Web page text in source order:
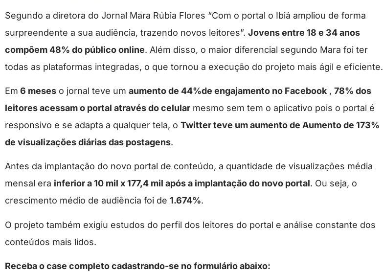
Segundo a diretora do Jornal Mara Rúbia Flores “Com o portal o Ibiá ampliou de forma
surpreendente a sua audiência, trazendo novos leitores”. Jovens entre 18 e 34 anos
compõem 48% do público online. Além disso, o maior diferencial segundo Mara foi ter
todas as plataformas integradas, o que tornou a execução do projeto mais ágil e eficiente.
Em 6 meses o jornal teve um aumento de 44%de engajamento no Facebook , 78% dos
leitores acessam o portal através do celular mesmo sem tem o aplicativo pois o portal é
responsivo e se adapta a qualquer tela, o Twitter teve um aumento de Aumento de 173%
de visualizações diárias das postagens.
Antes da implantação do novo portal de conteúdo, a quantidade de visualizações média
mensal era inferior a 10 mil x 177,4 mil após a implantação do novo portal. Ou seja, o
crescimento médio de audiência foi de 1.674%.
O projeto também exigiu estudos do perfil dos leitores do portal e análise constante dos
conteúdos mais lidos.
Receba o case completo cadastrando-se no formulário abaixo: